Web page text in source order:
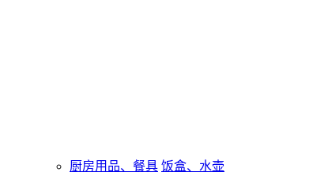
厨房用品、餐具 饭盒、水壶